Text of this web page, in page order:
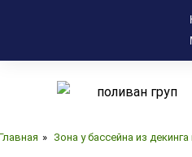
» Зона у бассейна из декинга